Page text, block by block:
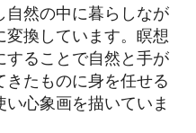
自然の中に暮らしなが
変換しています。瞑想
ることで自然と手が
たものに身を任せる
心象画を描いていま